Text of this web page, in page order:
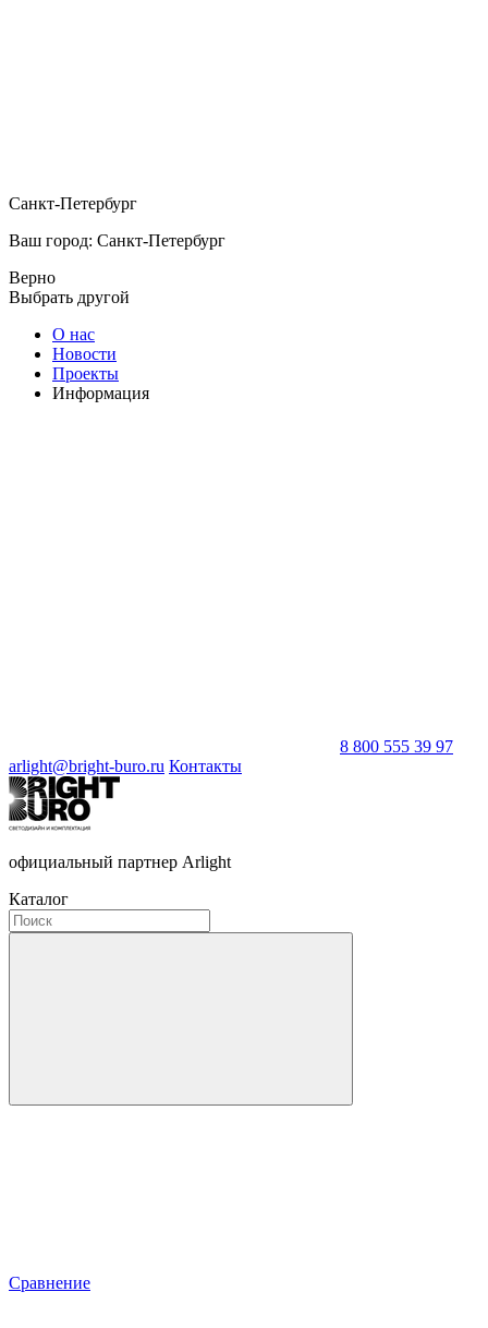
Санкт-Петербург
Ваш город: Санкт-Петербург
Верно
Выбрать другой
О нас
Новости
Проекты
Информация
8 800 555 39 97
arlight@bright-buro.ru Контакты
официальный партнер Arlight
Каталог
Сравнение